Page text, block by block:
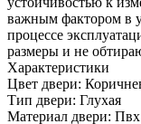
важным фактором в
процессе
размеры и не
Характеристики
Цвет двери:
Тип двери: Глухая
Материал двери: Пвх